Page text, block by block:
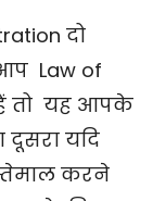
दो
Law of
हैं तो यह आपके
यदि
करने